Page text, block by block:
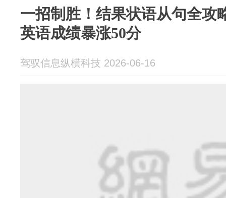
一招制胜！结果状语从句全攻
英语成绩暴涨50分
驾驭信息纵横科技 2026-06-16